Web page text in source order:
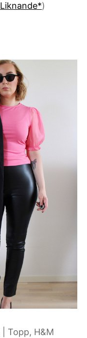
Liknande*)
| Topp, H&M